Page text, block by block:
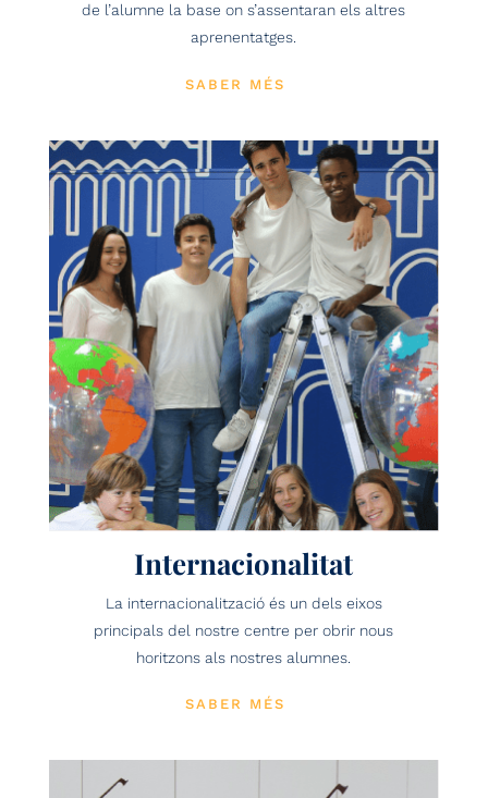
de l’alumne la base on s’assentaran els altres
aprenentatges.
SABER MÉS
Internacionalitat
La internacionalització és un dels eixos
principals del nostre centre per obrir nous
horitzons als nostres alumnes.
SABER MÉS